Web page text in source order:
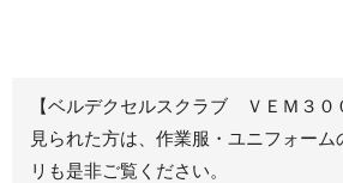
ジャンパー
秋冬長袖
【ベルデクセルスクラブ ＶＥＭ３
見られた方は、作業服・ユニフォー
リも是非ご覧ください。